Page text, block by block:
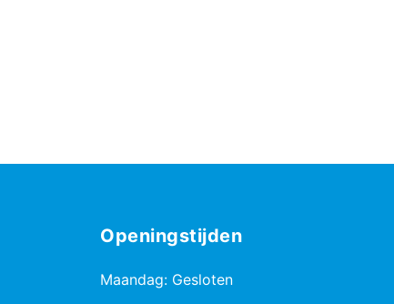
Openingstijden
Maandag: Gesloten